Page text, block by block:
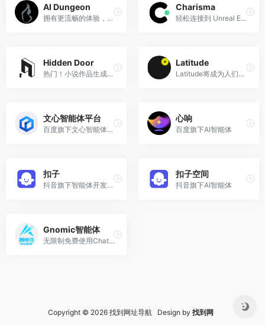
AI Dungeon
拥有更流畅的体验，更快的模型，堪比免费版本的Steam平台
Charisma
轻松连接到 Unreal Engine、Unity、移动设备和 metaverses
Hidden Door
热门！小说作品生成在线社交角色扮演游戏
Latitude
Latitude将成为人们访问人工智能驱动体验的唯一场所
文心智能体平台
百度旗下文心智能体平台 | 想象即现实
心响
百度旗下AI智能体
扣子
抖音旗下智能体开发平台
扣子空间
抖音旗下AI智能体
Gnomic智能体
无限制免费使用ChatGPT4、Gemini、智谱、文心一言等国内外多种大模型的AI平台
Copyright © 2026 找到网址导航 Design by 找到网